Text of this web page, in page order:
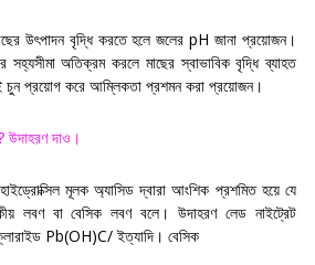
উৎপাদন বৃদ্ধি করতে হলে জলেরpHজানা প্রয়োজন।
সহ্যসীমা অতিক্রম করলে মাছের স্বাভাবিক বৃদ্ধি ব্যাহত
প্রয়োগ করে আম্লিকতা প্রশমন করা প্রয়োজন।
উদাহরণ দাও ।
মূলক অ্যাসিড দ্বারা আংশিক প্রশমিত হয়ে যে
লবণ বা বেসিক লবণ বলে। উদাহরণ লেড নাইট্রেট
Pb(OH)C/ইত্যাদি। বেসিক